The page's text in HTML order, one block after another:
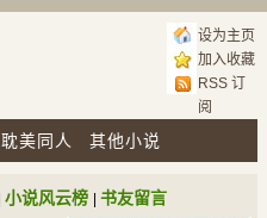
设为主页
加入收藏
RSS 订
阅
耽美同人 其他小说
小说风云榜 书友留言